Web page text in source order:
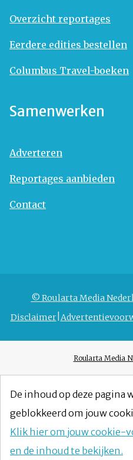
Overzicht reportages
Eerdere edities bestellen
Columbus Travel-boeken
Samenwerken
Adverteren
Reportages aanbieden
Contact
© Roularta Media
Disclaimer
Roularta Media
De inhoud op deze pagina
geblokkeerd om jouw
Klik hier om jouw cookie-
en de inhoud te bekijken.